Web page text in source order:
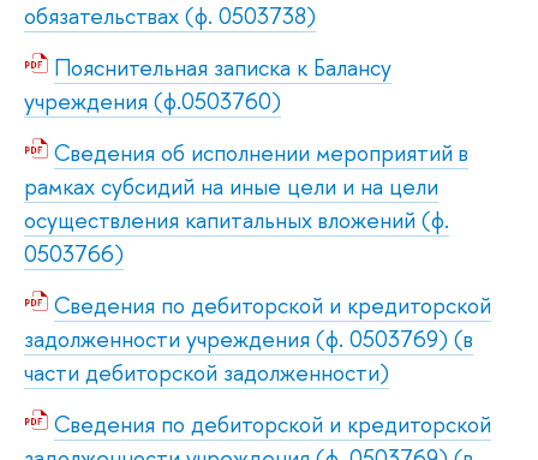
обязательствах (ф. 0503738)
Пояснительная записка к Балансу
учреждения (ф.0503760)
Сведения об исполнении мероприятий в
рамках субсидий на иные цели и на цели
осуществления капитальных вложений (ф.
0503766)
Сведения по дебиторской и кредиторской
задолженности учреждения (ф. 0503769) (в
части дебиторской задолженности)
Сведения по дебиторской и кредиторской